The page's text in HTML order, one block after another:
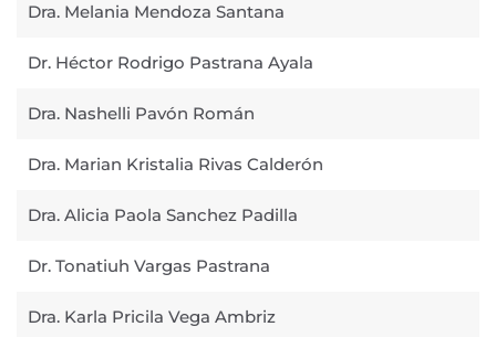
Dra. Melania Mendoza Santana
Dr. Héctor Rodrigo Pastrana Ayala
Dra. Nashelli Pavón Román
Dra. Marian Kristalia Rivas Calderón
Dra. Alicia Paola Sanchez Padilla
Dr. Tonatiuh Vargas Pastrana
Dra. Karla Pricila Vega Ambriz